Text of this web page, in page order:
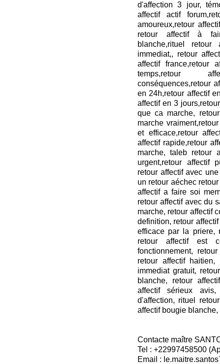
d'affection 3 jour,
affectif actif
amoureux,retour
retour affectif à
blanche,rituel retour
immediat,, retour
affectif france,retour
temps,retour
conséquences,retour
en 24h,retour affectif
affectif en 3
que ca marche,
marche
et efficace,retour
affectif rapide,retour
marche, taleb retour
urgent,retour affectif
retour affectif avec
un retour aéchec
affectif a faire soi
retour affectif avec du
marche, retour affectif
definition, retour
efficace par la priere,
retour affectif est
fonctionnement,
retour affectif haitien,
immediat gratuit,
blanche, retour
affectif sérieux
d'affection, rituel
affectif bougie
Contacte maître
Tel : +22997458500
Email :